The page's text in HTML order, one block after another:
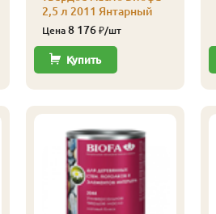
2,5 л 2011 Янтарный
Цена 8 176₽/шт
Купить